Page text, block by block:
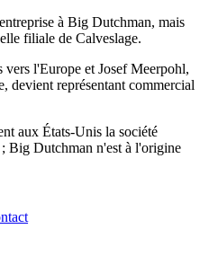
à Big Dutchman, mais
filiale de Calveslage.
l'Europe et Josef Meerpohl,
devient représentant commercial
aux États-Unis la société
Big Dutchman n'est à l'origine